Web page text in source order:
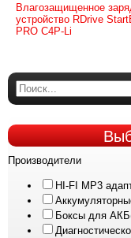
Влагозащищенное
устройство RDrive
PRO C4P-Li
Производители
HI-FI MP3
Боксы для АКБ